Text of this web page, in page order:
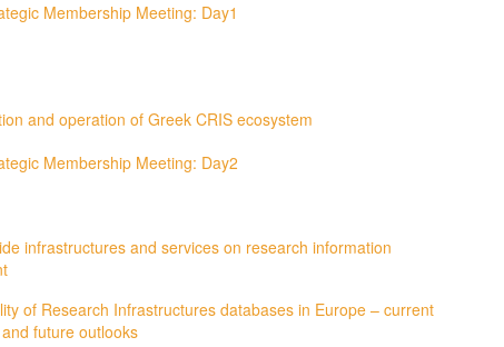
Membership Meeting: Day1
and operation of Greek CRIS ecosystem
Membership Meeting: Day2
infrastructures and services on research information
of Research Infrastructures databases in Europe – current
future outlooks